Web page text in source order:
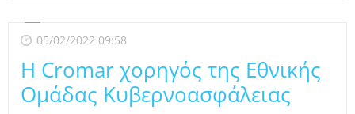
05/02/2022 09:58
H Cromar χορηγός της Εθνικής
Ομάδας Κυβερνοασφάλειας